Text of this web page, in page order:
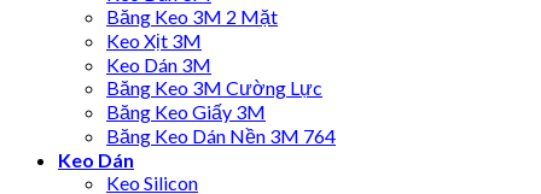
Băng Keo 3M 2 Mặt
Keo Xịt 3M
Keo Dán 3M
Băng Keo 3M Cường Lực
Băng Keo Giấy 3M
Băng Keo Dán Nền 3M 764
Keo Dán
Keo Silicon